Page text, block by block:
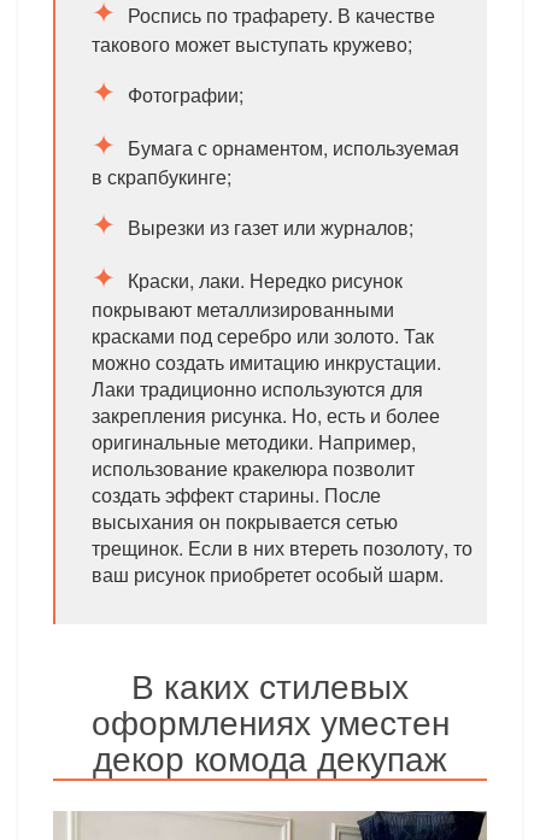
Роспись по трафарету. В качестве
такового может выступать кружево;
Фотографии;
Бумага с орнаментом, используемая
в скрапбукинге;
Вырезки из газет или журналов;
Краски, лаки. Нередко рисунок
покрывают металлизированными
красками под серебро или золото. Так
можно создать имитацию инкрустации.
Лаки традиционно используются для
закрепления рисунка. Но, есть и более
оригинальные методики. Например,
использование кракелюра позволит
создать эффект старины. После
высыхания он покрывается сетью
трещинок. Если в них втереть позолоту, то
ваш рисунок приобретет особый шарм.
В каких стилевых
оформлениях уместен
декор комода декупаж